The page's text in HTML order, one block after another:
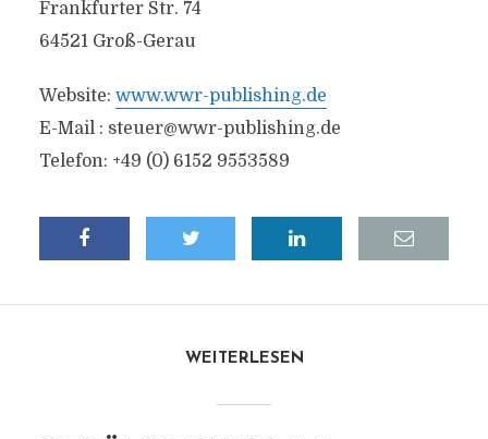
Frankfurter Str. 74
64521 Groß-Gerau
Website: www.wwr-publishing.de
E-Mail : steuer@wwr-publishing.de
Telefon: +49 (0) 6152 9553589
WEITERLESEN